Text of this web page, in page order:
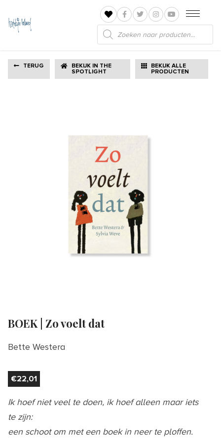
Producten
zoeken
TERUG
BEKIJK IN THE
SPOTLIGHT
BEKIJK ALLE
PRODUCTEN
BOEK | Zo voelt dat
Bette Westera
€22,01
Ik hoef niet veel te doen, ik hoef alleen maar iets
te zijn:
een schoot om met een boek in neer te ploffen.